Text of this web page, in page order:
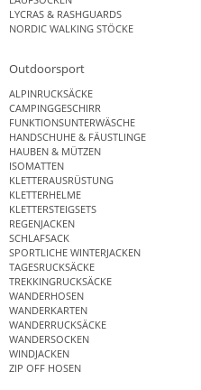
LYCRAS & RASHGUARDS
NORDIC WALKING STÖCKE
Outdoorsport
ALPINRUCKSÄCKE
CAMPINGGESCHIRR
FUNKTIONSUNTERWÄSCHE
HANDSCHUHE & FÄUSTLINGE
HAUBEN & MÜTZEN
ISOMATTEN
KLETTERAUSRÜSTUNG
KLETTERHELME
KLETTERSTEIGSETS
REGENJACKEN
SCHLAFSACK
SPORTLICHE WINTERJACKEN
TAGESRUCKSÄCKE
TREKKINGRUCKSÄCKE
WANDERHOSEN
WANDERKARTEN
WANDERRUCKSÄCKE
WANDERSOCKEN
WINDJACKEN
ZIP OFF HOSEN